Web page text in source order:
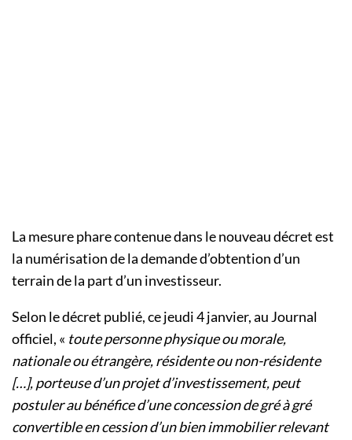
La mesure phare contenue dans le nouveau décret est
la numérisation de la demande d’obtention d’un
terrain de la part d’un investisseur.
Selon le décret publié, ce jeudi 4 janvier, au Journal
officiel, « toute personne physique ou morale,
nationale ou étrangère, résidente ou non-résidente
[…], porteuse d’un projet d’investissement, peut
postuler au bénéfice d’une concession de gré à gré
convertible en cession d’un bien immobilier relevant